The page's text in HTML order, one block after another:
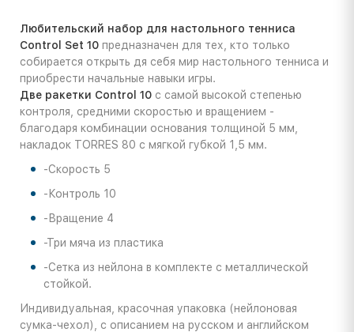
Любительский набор для настольного тенниса
Control Set 10 предназначен для тех, кто только
собирается открыть дя себя мир настольного тенниса и
приобрести начальные навыки игры.
Две ракетки Control 10 с самой высокой степенью
контроля, средними скоростью и вращением -
благодаря комбинации основания толщиной 5 мм,
накладок TORRES 80 с мягкой губкой 1,5 мм.
-Скорость 5
-Контроль 10
-Вращение 4
-Три мяча из пластика
-Сетка из нейлона в комплекте с металлической
стойкой.
Индивидуальная, красочная упаковка (нейлоновая
сумка-чехол), с описанием на русском и английском